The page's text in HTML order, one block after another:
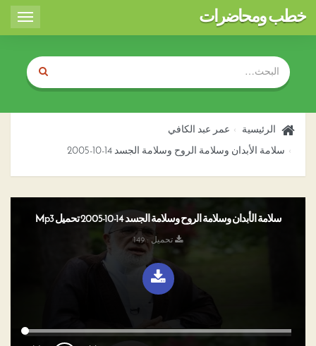
Toggle
خطب ومحاضرات
الرئيسية عمر عبد الكافي
سلامة الأبدان وسلامة الروح وسلامة الجسد 14-10-2005
سلامة الأبدان وسلامة الروح وسلامة الجسد 14-10-2005 تحميل Mp3
تحميل : 149